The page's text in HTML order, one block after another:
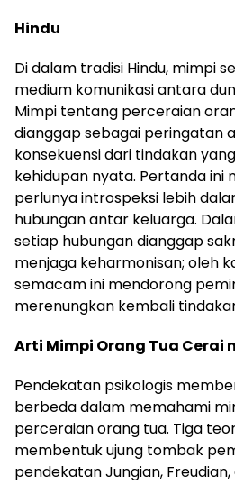
Hindu
Di dalam tradisi Hindu, mimpi
medium komunikasi antara
Mimpi tentang perceraian
dianggap sebagai peringatan
konsekuensi dari tindakan
kehidupan nyata. Pertanda ini
perlunya introspeksi lebih
hubungan antar keluarga.
setiap hubungan dianggap
menjaga keharmonisan; oleh
semacam ini mendorong
merenungkan kembali
Arti Mimpi Orang Tua Cerai
Pendekatan psikologis
berbeda dalam memahami
perceraian orang tua. Tiga
membentuk ujung tombak
pendekatan Jungian,